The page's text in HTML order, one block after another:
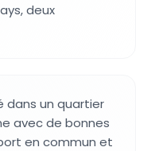
deux
dans un quartier
avec de bonnes
en commun et